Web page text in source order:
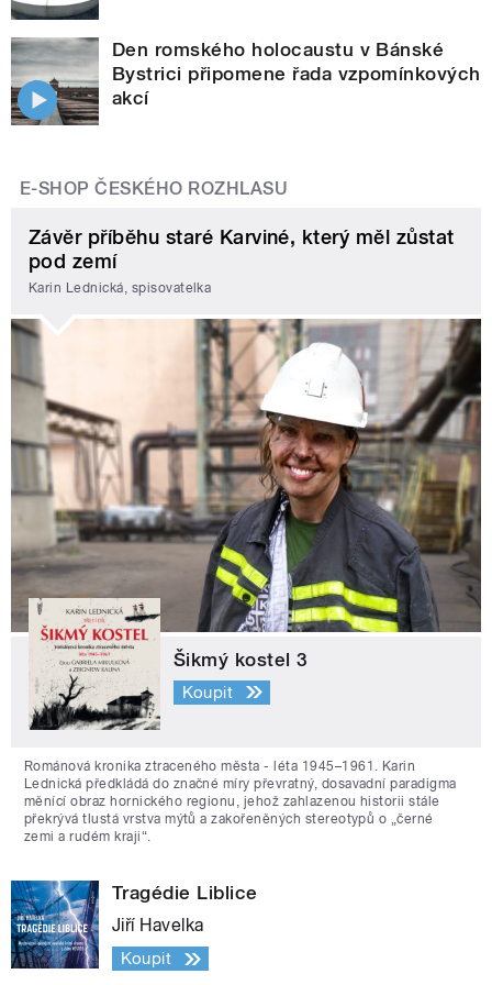
Den romského holocaustu v Bánské
Bystrici připomene řada vzpomínkových
akcí
E-SHOP ČESKÉHO ROZHLASU
Závěr příběhu staré Karviné, který měl zůstat
pod zemí
Karin Lednická, spisovatelka
Šikmý kostel 3
Koupit
Románová kronika ztraceného města - léta 1945–1961. Karin
Lednická předkládá do značné míry převratný, dosavadní paradigma
měnící obraz hornického regionu, jehož zahlazenou historii stále
překrývá tlustá vrstva mýtů a zakořeněných stereotypů o „černé
zemi a rudém kraji“.
Tragédie Liblice
Jiří Havelka
Koupit